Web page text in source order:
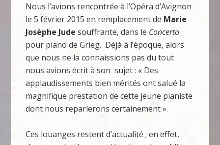
Nous l’avions rencontrée à l’Opéra d’Avignon
le 5 février 2015 en remplacement de Marie
Josèphe Jude souffrante, dans le Concerto
pour piano de Grieg. Déjà à l’époque, alors
que nous ne la connaissions pas du tout
nous avions écrit à son sujet : « Des
applaudissements bien mérités ont salué la
magnifique prestation de cette jeune pianiste
dont nous reparlerons certainement ».
Ces louanges restent d’actualité ; en effet,